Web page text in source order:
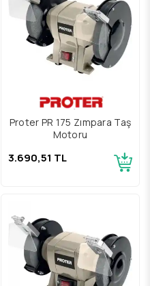
Proter PR 175 Zımpara Taş
Motoru
3.690,51 TL